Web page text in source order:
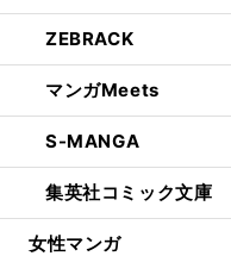
ZEBRACK
マンガMeets
S-MANGA
集英社コミック文庫
女性マンガ